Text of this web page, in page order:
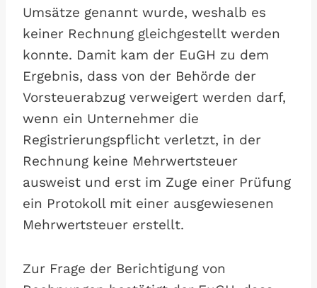
Umsätze genannt wurde, weshalb es
keiner Rechnung gleichgestellt werden
konnte. Damit kam der EuGH zu dem
Ergebnis, dass von der Behörde der
Vorsteuerabzug verweigert werden darf,
wenn ein Unternehmer die
Registrierungspflicht verletzt, in der
Rechnung keine Mehrwertsteuer
ausweist und erst im Zuge einer Prüfung
ein Protokoll mit einer ausgewiesenen
Mehrwertsteuer erstellt.
Zur Frage der Berichtigung von